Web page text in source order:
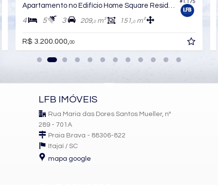
Bicicletário
Gás Central
Solarium
Entrada para Banhistas
#1.175
4 5 3 209,0m² 151,0m²
R$ 3.200.000,00
LFB IMÓVEIS
Rua Maria das Dores Santos Mueller, nº
289 - 701A
Praia Brava - 88306-822
Itajaí / SC
mapa google